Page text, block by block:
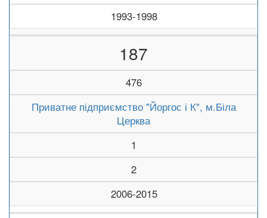
1993-1998
187
476
Приватне підприємство "Йоргос і К", м.Біла
Церква
1
2
2006-2015